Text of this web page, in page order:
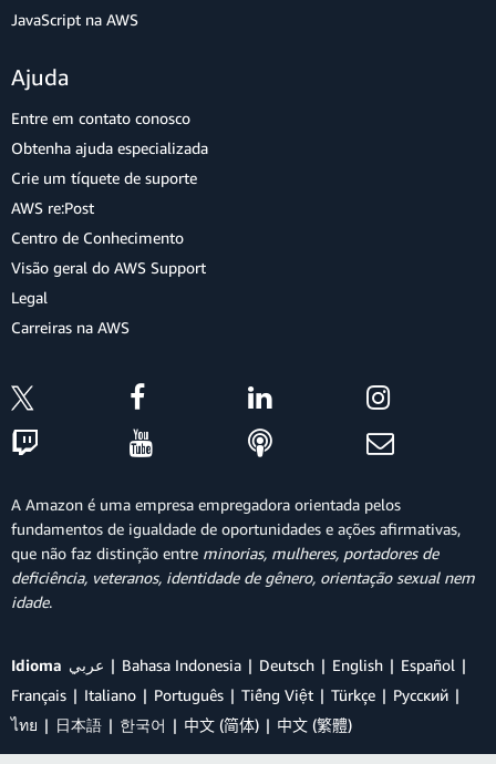
JavaScript na AWS
Ajuda
Entre em contato conosco
Obtenha ajuda especializada
Crie um tíquete de suporte
AWS re:Post
Centro de Conhecimento
Visão geral do AWS Support
Legal
Carreiras na AWS
A Amazon é uma empresa empregadora orientada pelos
fundamentos de igualdade de oportunidades e ações afirmativas,
que não faz distinção entre minorias, mulheres, portadores de
deficiência, veteranos, identidade de gênero, orientação sexual nem
idade.
Idioma عربي Bahasa Indonesia Deutsch English
Español
Français
Italiano Português Tiếng Việt Türkçe
Ρусский
ไทย
日本語 한국어 中文 (简体) 中文 (繁體)